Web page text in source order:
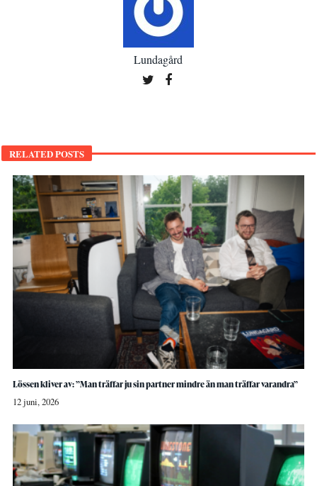
Lundagård
RELATED POSTS
Lössen kliver av: ”Man träffar ju sin partner mindre än man träffar varandra”
12 juni, 2026